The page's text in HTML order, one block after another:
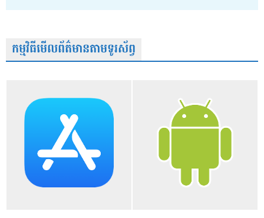
កម្មវិធីមើលព័ត៌មានតាមទូរស័ព្វ